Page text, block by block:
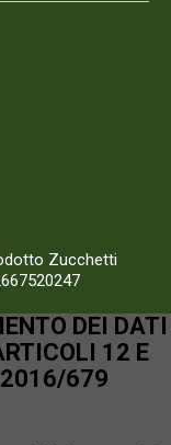
Zucchetti
DEI DATI
12 E
2016/679